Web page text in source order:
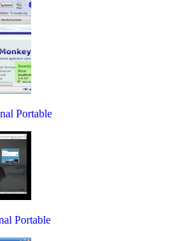
Portable
Portable